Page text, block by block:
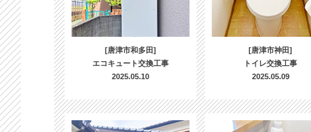
[唐津市和多田]
エコキュート交換工事
2025.05.10
[唐津市神田]
トイレ交換工事
2025.05.09